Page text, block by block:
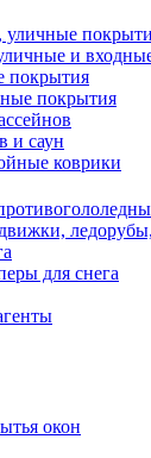
и
покрытия
покрытия
и саун
коврики
для снега
окон